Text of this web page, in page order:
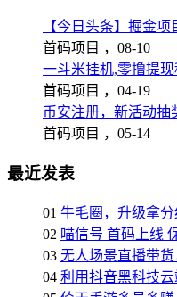
【今日头条】掘金
首码项目 ， 08-10
一斗米挂机,零撸提
首码项目 ， 04-19
币安注册，新活动抽
首码项目 ， 05-14
最近发表
01 牛毛圈，升级拿
02 喵信号 首码上线
03 无人场景直播带货
04 利用抖音黑科技